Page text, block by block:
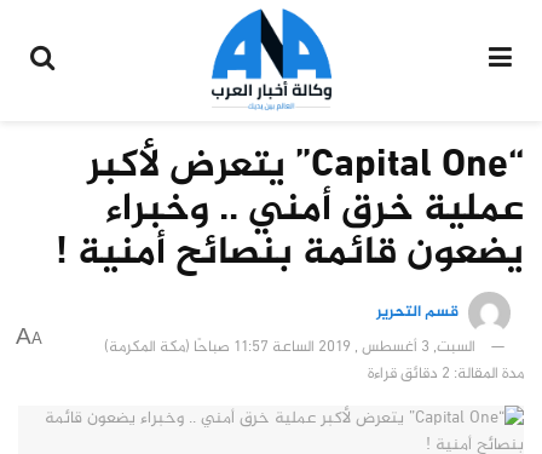
“Capital One” يتعرض لأكبر
عملية خرق أمني .. وخبراء
يضعون قائمة بنصائح أمنية !
قسم التحرير
السبت, 3 أغسطس , 2019 الساعة 11:57 صباحًا (مكة المكرمة)
مدة المقالة: 2 دقائق قراءة
A
A